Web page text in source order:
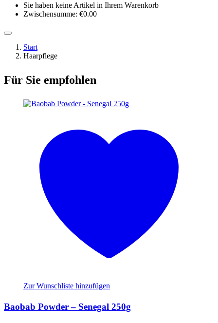
Sie haben keine Artikel in Ihrem Warenkorb
Zwischensumme: €0.00
Start
Haarpflege
Für Sie empfohlen
Zur Wunschliste hinzufügen
Baobab Powder – Senegal 250g